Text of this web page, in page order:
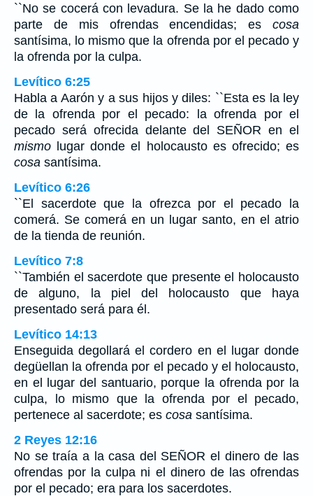
``No se cocerá con levadura. Se la he dado como
parte de mis ofrendas encendidas; es cosa
santísima, lo mismo que la ofrenda por el pecado y
la ofrenda por la culpa.
Levítico 6:25
Habla a Aarón y a sus hijos y diles: ``Esta es la ley
de la ofrenda por el pecado: la ofrenda por el
pecado será ofrecida delante del SEÑOR en el
mismo lugar donde el holocausto es ofrecido; es
cosa santísima.
Levítico 6:26
``El sacerdote que la ofrezca por el pecado la
comerá. Se comerá en un lugar santo, en el atrio
de la tienda de reunión.
Levítico 7:8
``También el sacerdote que presente el holocausto
de alguno, la piel del holocausto que haya
presentado será para él.
Levítico 14:13
Enseguida degollará el cordero en el lugar donde
degüellan la ofrenda por el pecado y el holocausto,
en el lugar del santuario, porque la ofrenda por la
culpa, lo mismo que la ofrenda por el pecado,
pertenece al sacerdote; es cosa santísima.
2 Reyes 12:16
No se traía a la casa del SEÑOR el dinero de las
ofrendas por la culpa ni el dinero de las ofrendas
por el pecado; era para los sacerdotes.